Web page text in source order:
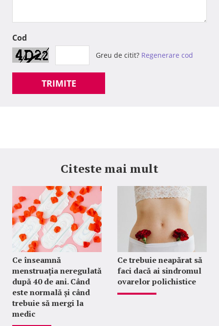
Cod
Greu de citit? Regenerare cod
TRIMITE
Citeste mai mult
Ce înseamnă
menstruația neregulată
după 40 de ani. Când
este normală și când
trebuie să mergi la
medic
Ce trebuie neapărat să
faci dacă ai sindromul
ovarelor polichistice